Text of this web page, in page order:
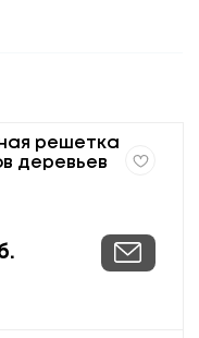
решетка
деревьев